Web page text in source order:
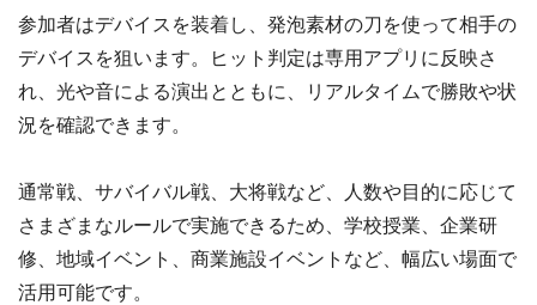
参加者はデバイスを装着し、発泡素材の刀を使って相手の
デバイスを狙います。ヒット判定は専用アプリに反映さ
れ、光や音による演出とともに、リアルタイムで勝敗や状
況を確認できます。
通常戦、サバイバル戦、大将戦など、人数や目的に応じて
さまざまなルールで実施できるため、学校授業、企業研
修、地域イベント、商業施設イベントなど、幅広い場面で
活用可能です。